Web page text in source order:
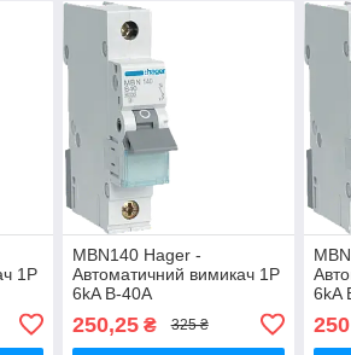
1P
MBN140 Hager -
Автоматичний вимикач 1P
6kA B-40A
250,25₴ 325 ₴
6kA